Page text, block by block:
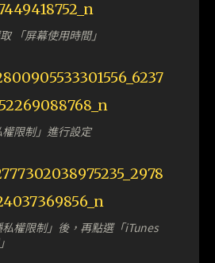
「屏幕使用時間」
限制」進行設定
權限制」後，再點選「iTunes